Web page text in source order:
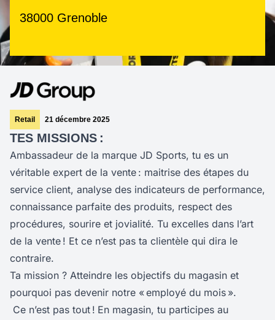
38000 Grenoble
Retail 21 décembre 2025
TES MISSIONS :
Ambassadeur de la marque JD Sports, tu es un
véritable expert de la vente : maitrise des étapes du
service client, analyse des indicateurs de performance,
connaissance parfaite des produits, respect des
procédures, sourire et jovialité. Tu excelles dans l’art
de la vente ! Et ce n’est pas ta clientèle qui dira le
contraire.
Ta mission ? Atteindre les objectifs du magasin et
pourquoi pas devenir notre « employé du mois ».
Ce n’est pas tout ! En magasin, tu participes au